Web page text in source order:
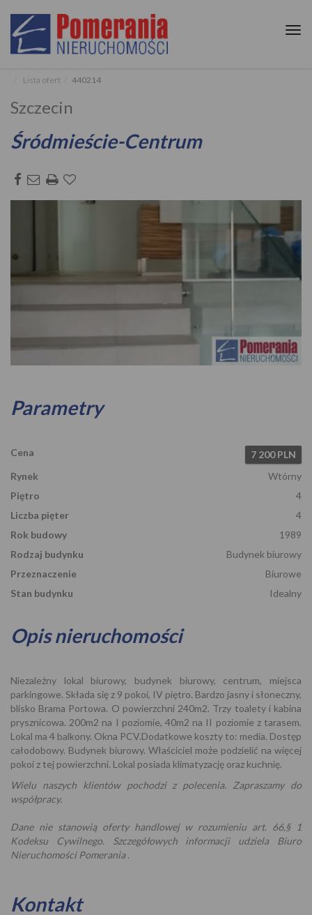
Lista ofert 440214
Szczecin
Śródmieście-Centrum
Parametry
Cena
7 200 PLN
Rynek
Wtórny
Piętro
4
Liczba pięter
4
Rok budowy
1989
Rodzaj budynku
Budynek biurowy
Przeznaczenie
Biurowe
Stan budynku
Idealny
Opis nieruchomości
Niezależny lokal biurowy, budynek biurowy, centrum, miejsca
parkingowe. Składa się z 9 pokoi, IV piętro. Bardzo jasny i słoneczny,
blisko Brama Portowa. O powierzchni 240m2. Trzy toalety i kabina
prysznicowa. 200m2 na I poziomie, 40m2 na II poziomie z tarasem.
Lokal ma 4 balkony. Okna PCV.Dodatkowe koszty to: media. Dostęp
całodobowy. Budynek biurowy. Właściciel może podzielić na więcej
pokoi z tej powierzchni. Lokal posiada klimatyzację oraz kuchnię.
Wielu naszych klientów pochodzi z polecenia. Zapraszamy do
współpracy.
Dane nie stanowią oferty handlowej w rozumieniu art. 66,§ 1
Kodeksu Cywilnego. Szczegółowych informacji udziela Biuro
Nieruchomości Pomerania .
Kontakt